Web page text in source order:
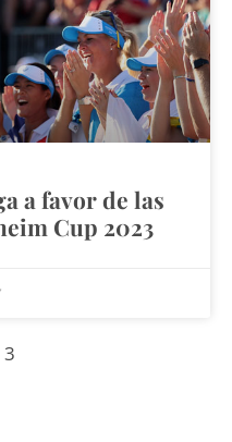
a favor de las
Cup 2023
3